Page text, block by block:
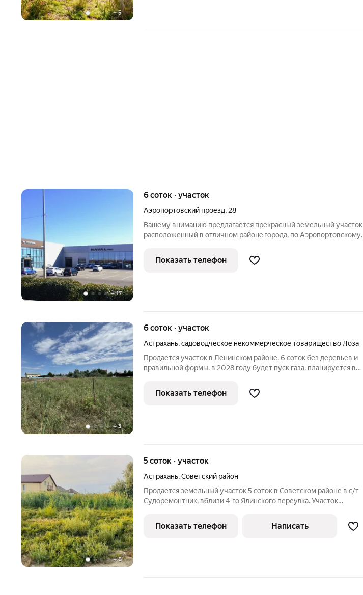
+5
+17
6 соток · участок
Аэропортовский проезд, 28
Вашему вниманию предлагается прекрасный земельный участок
рaсполoженный в oтличнoм paйонe гopодa, по Aэропортовскому
города, съезд направо, перед автосалоном "АГАТ на
аэропортовском"). Отличный
Показать телефон
+3
6 соток · участок
Астрахань,садоводческое некоммерческое товарищество Лоза
Продается участок в Ленинском районе. 6 соток без деревьев и
правильной формы. в 2028 году будет пуск газа, планируется в
рядом. По близости дома в которых живут круглогодично.
Отличный вариант
Показать телефон
+8
5 соток · участок
Астрахань,Советский район
Продается земельный участок 5 соток в Советском районе в с/т
Судоремонтник, вблизи 4-го Ялинского переулка. Участок
очень быстро расстраивается. С двух сторон участка уже
выстроены коттеджи.
Показать телефон Написать